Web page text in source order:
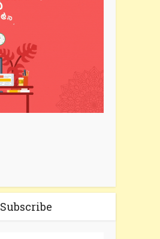
Subscribe